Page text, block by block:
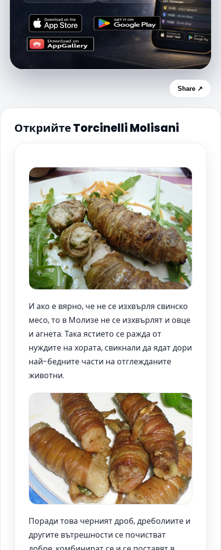
Share ↗
Открийте Torcinelli Molisani
И ако е вярно, че не се изхвърля свинско
месо, то в Молизе не се изхвърлят и овце
и агнета. Така ястието се ражда от
нуждите на хората, свикнали да ядат дори
най-бедните части на отглежданите
животни.
Поради това черният дроб, дреболиите и
другите вътрешности се почистват